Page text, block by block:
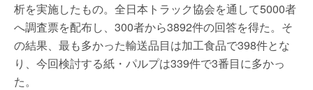
析を実施したもの。全日本トラック協会を通して5000者
へ調査票を配布し、300者から3892件の回答を得た。そ
の結果、最も多かった輸送品目は加工食品で398件とな
り、今回検討する紙・パルプは339件で3番目に多かっ
た。